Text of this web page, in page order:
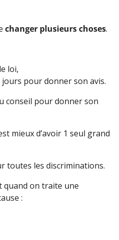
changer plusieurs choses.
loi,
jours pour donner son avis.
pour donner son
mieux d’avoir 1 seul grand
les discriminations.
quand on traite une
: